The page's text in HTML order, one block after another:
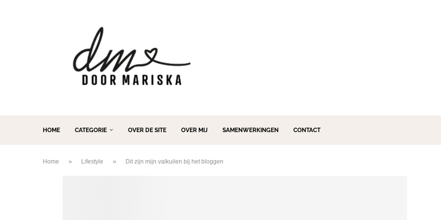
HOME CATEGORIE OVER DE SITE OVER MIJ SAMENWERKINGEN CONTACT
Home » Lifestyle » Dit zijn mijn valkuilen bij het bloggen